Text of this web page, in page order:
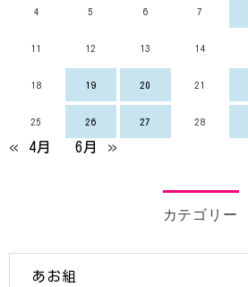
4 5 6 7
11 12 13 14
18 19 20 21
25 26 27 28
« 4月 6月 »
カテゴリー
あお組